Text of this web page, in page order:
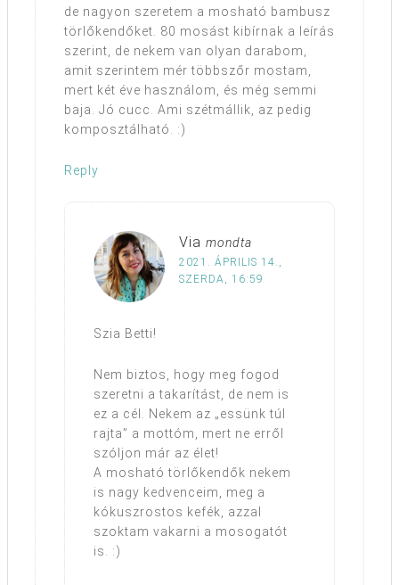
de nagyon szeretem a mosható bambusz
törlőkendőket. 80 mosást kibírnak a leírás
szerint, de nekem van olyan darabom,
amit szerintem mér többszőr mostam,
mert két éve használom, és még semmi
baja. Jó cucc. Ami szétmállik, az pedig
komposztálható. :)
Reply
Via mondta
2021. ÁPRILIS 14.,
SZERDA, 16:59
Szia Betti!
Nem biztos, hogy meg fogod
szeretni a takarítást, de nem is
ez a cél. Nekem az „essünk túl
rajta” a mottóm, mert ne erről
szóljon már az élet!
A mosható törlőkendők nekem
is nagy kedvenceim, meg a
kókuszrostos kefék, azzal
szoktam vakarni a mosogatót
is. :)